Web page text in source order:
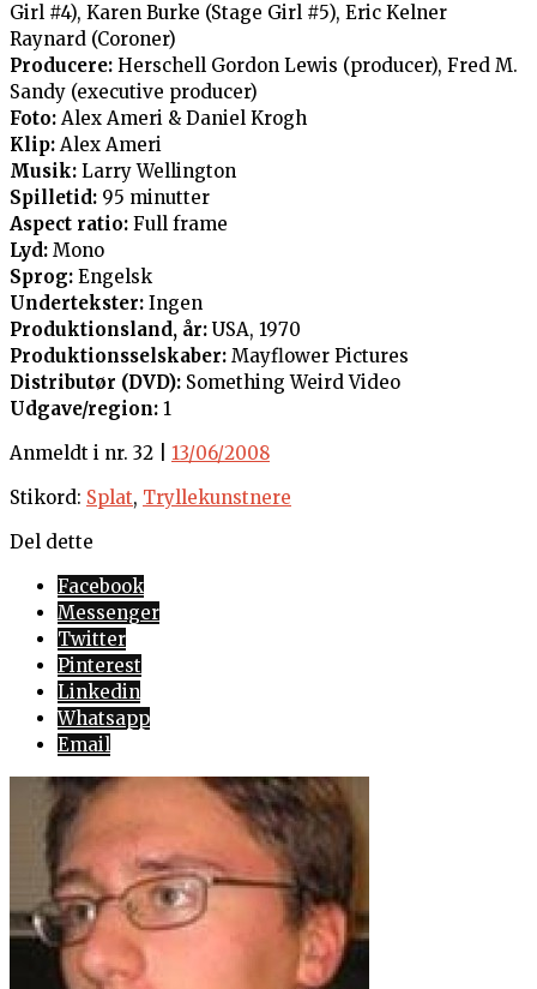
Girl #4), Karen Burke (Stage Girl #5), Eric Kelner
Raynard (Coroner)
Producere: Herschell Gordon Lewis (producer), Fred M.
Sandy (executive producer)
Foto: Alex Ameri & Daniel Krogh
Klip: Alex Ameri
Musik: Larry Wellington
Spilletid: 95 minutter
Aspect ratio: Full frame
Lyd: Mono
Sprog: Engelsk
Undertekster: Ingen
Produktionsland, år: USA, 1970
Produktionsselskaber: Mayflower Pictures
Distributør (DVD): Something Weird Video
Udgave/region: 1
Anmeldt i nr. 32 | 13/06/2008
Stikord: Splat, Tryllekunstnere
Del dette
Facebook
Messenger
Twitter
Pinterest
Linkedin
Whatsapp
Email